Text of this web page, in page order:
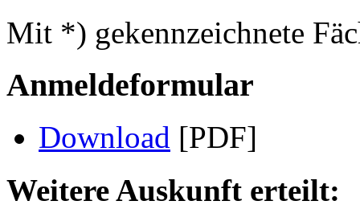
Mit *) gekennzeichnete
Anmeldeformular
Download [PDF]
Weitere Auskunft erteilt: